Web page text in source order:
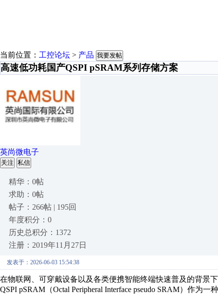
当前位置： 工控论坛 > 产品 我要发帖
高速低功耗国产QSPI pSRAM系列存储方案
英尚微电子
关注 私信
精华：0帖
求助：0帖
帖子：266帖 | 195回
年度积分：0
历史总积分：1372
注册：2019年11月27日
发表于：2026-06-03 15:54:38
在物联网、可穿戴设备以及各类便携智能终端快速普及的背景
QSPI pSRAM（Octal Peripheral Interface pseudo SRAM）作为